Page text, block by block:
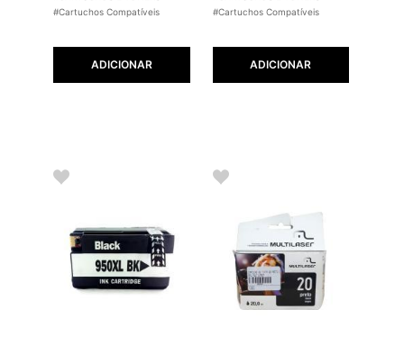
#Cartuchos Compatíveis
ADICIONAR
#Cartuchos Compatíveis
ADICIONAR